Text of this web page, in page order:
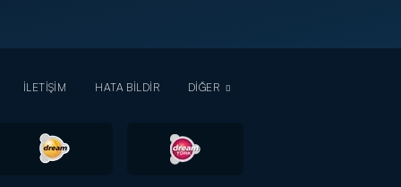
İLETİŞİM HATA BİLDİR DİĞER